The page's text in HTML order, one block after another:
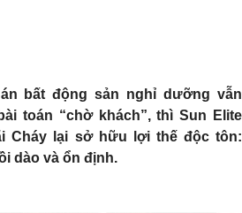
bất động sản nghỉ dưỡng vẫn
toán “chờ khách”, thì Sun Elite
Cháy lại sở hữu lợi thế độc tôn:
dào và ổn định.